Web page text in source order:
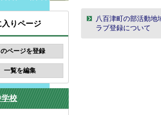
入りページ
校
八百津町の部活動地
ラブ登録について